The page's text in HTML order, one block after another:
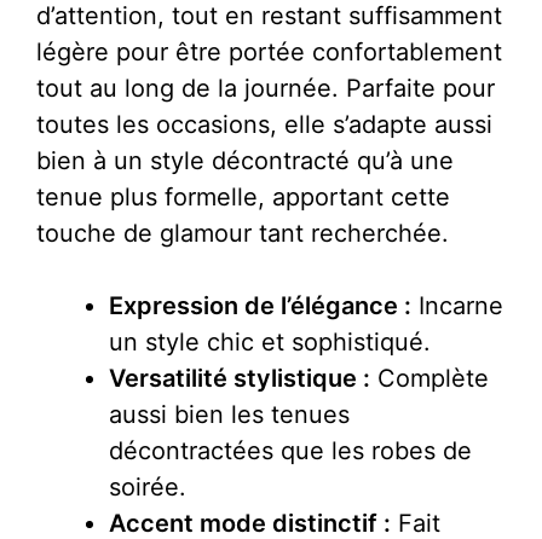
d’attention, tout en restant suffisamment
légère pour être portée confortablement
tout au long de la journée. Parfaite pour
toutes les occasions, elle s’adapte aussi
bien à un style décontracté qu’à une
tenue plus formelle, apportant cette
touche de glamour tant recherchée.
Expression de l’élégance : Incarne
un style chic et sophistiqué.
Versatilité stylistique : Complète
aussi bien les tenues
décontractées que les robes de
soirée.
Accent mode distinctif : Fait